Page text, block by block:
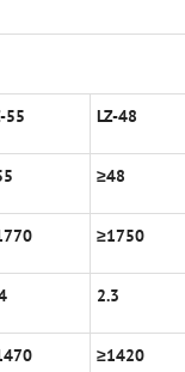
55 LZ-48
≥48
≥1750
2.3
≥1420